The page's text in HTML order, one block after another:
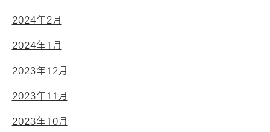
2024年2月
2024年1月
2023年12月
2023年11月
2023年10月